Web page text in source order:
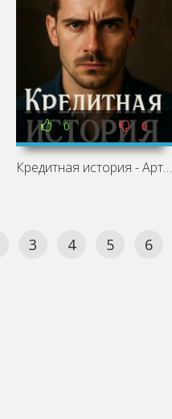
0 0
Кредитная история - Артур Алехин, Андрей Туркин
3 4 5 6